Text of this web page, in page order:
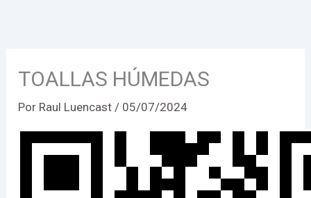
TOALLAS HÚMEDAS
Por Raul Luencast / 05/07/2024